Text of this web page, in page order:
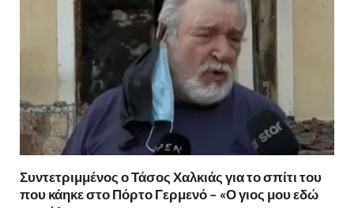
Συντετριμμένος ο Τάσος Χαλκιάς για το σπίτι του
που κάηκε στο Πόρτο Γερμενό – «Ο γιος μου εδώ